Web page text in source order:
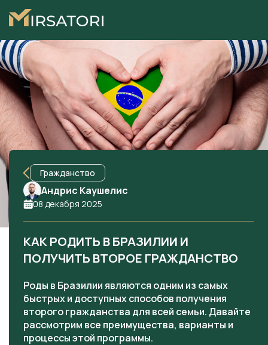
Гражданство
Андрис Каушелис
08 декабря 2025
КАК РОДИТЬ В БРАЗИЛИИ И
ПОЛУЧИТЬ ВТОРОЕ ГРАЖДАНСТВО
Роды в Бразилии являются одним из самых
быстрых и доступных способов получения
второго гражданства для всей семьи. Давайте
рассмотрим все преимущества, варианты и
процессы этой программы.